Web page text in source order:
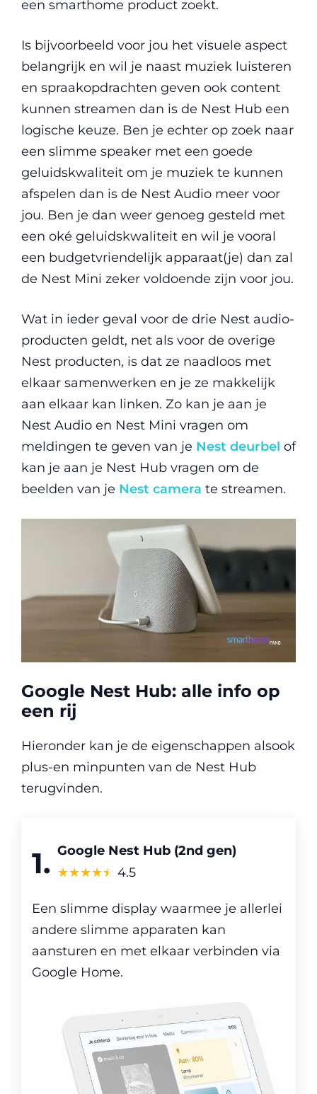
een smarthome product zoekt.
Is bijvoorbeeld voor jou het visuele aspect
belangrijk en wil je naast muziek luisteren
en spraakopdrachten geven ook content
kunnen streamen dan is de Nest Hub een
logische keuze. Ben je echter op zoek naar
een slimme speaker met een goede
geluidskwaliteit om je muziek te kunnen
afspelen dan is de Nest Audio meer voor
jou. Ben je dan weer genoeg gesteld met
een oké geluidskwaliteit en wil je vooral
een budgetvriendelijk apparaat(je) dan zal
de Nest Mini zeker voldoende zijn voor jou.
Wat in ieder geval voor de drie Nest audio-
producten geldt, net als voor de overige
Nest producten, is dat ze naadloos met
elkaar samenwerken en je ze makkelijk
aan elkaar kan linken. Zo kan je aan je
Nest Audio en Nest Mini vragen om
meldingen te geven van je Nest deurbel of
kan je aan je Nest Hub vragen om de
beelden van je Nest camera te streamen.
Google Nest Hub: alle info op
een rij
Hieronder kan je de eigenschappen alsook
plus-en minpunten van de Nest Hub
terugvinden.
1. Google Nest Hub (2nd gen)
☆☆☆☆☆
★★★★★ 4.5
Een slimme display waarmee je allerlei
andere slimme apparaten kan
aansturen en met elkaar verbinden via
Google Home.